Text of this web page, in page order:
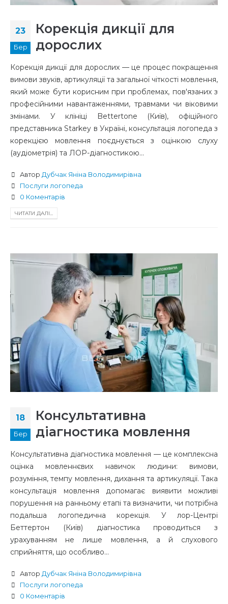
23
Бер
Корекція дикції для
дорослих
Корекція дикції для дорослих — це процес покращення
вимови звуків, артикуляції та загальної чіткості мовлення,
який може бути корисним при проблемах, пов'язаних з
професійними навантаженнями, травмами чи віковими
змінами. У клініці Bettertone (Київ), офіційного
представника Starkey в Україні, консультація логопеда з
корекцією мовлення поєднується з оцінкою слуху
(аудіометрія) та ЛОР-діагностикою...
Автор Дубчак Яніна Володимирівна
Послуги логопеда
0 Коментарів
ЧИТАТИ ДАЛІ...
18
Бер
Консультативна
діагностика мовлення
Консультативна діагностика мовлення — це комплексна
оцінка мовленнєвих навичок людини: вимови,
розуміння, темпу мовлення, дихання та артикуляції. Така
консультація мовлення допомагає виявити можливі
порушення на ранньому етапі та визначити, чи потрібна
подальша логопедична корекція. У лор-Центрі
Беттертон (Київ) діагностика проводиться з
урахуванням не лише мовлення, а й слухового
сприйняття, що особливо...
Автор Дубчак Яніна Володимирівна
Послуги логопеда
0 Коментарів